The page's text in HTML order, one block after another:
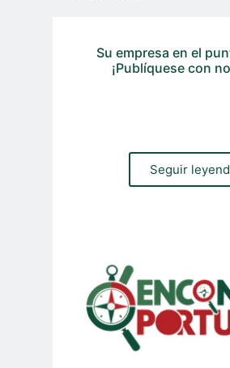
Su empresa en el
¡Publíquese con
Seguir